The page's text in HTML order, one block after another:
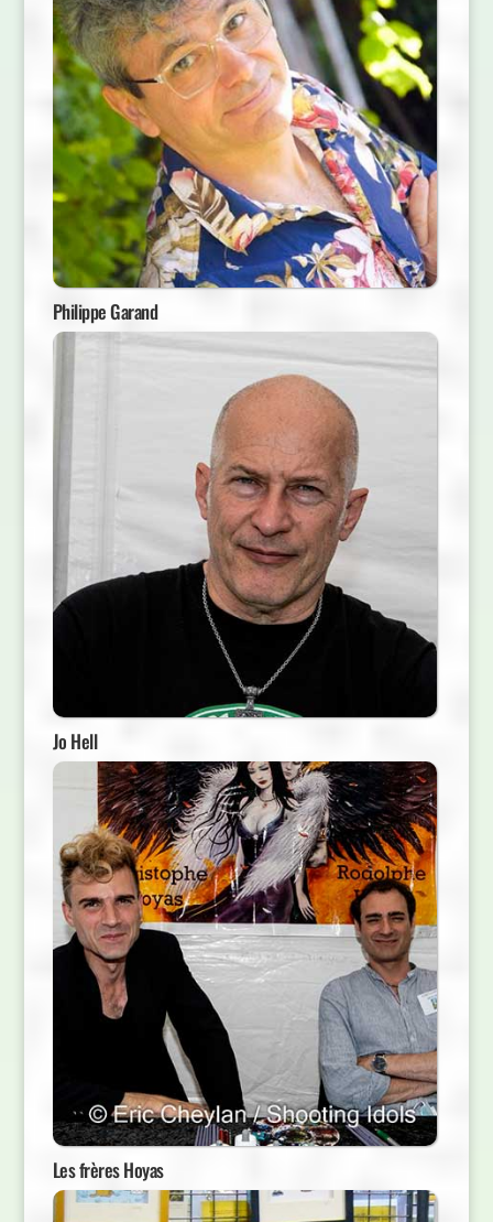
Philippe Garand
Jo Hell
Les frères Hoyas